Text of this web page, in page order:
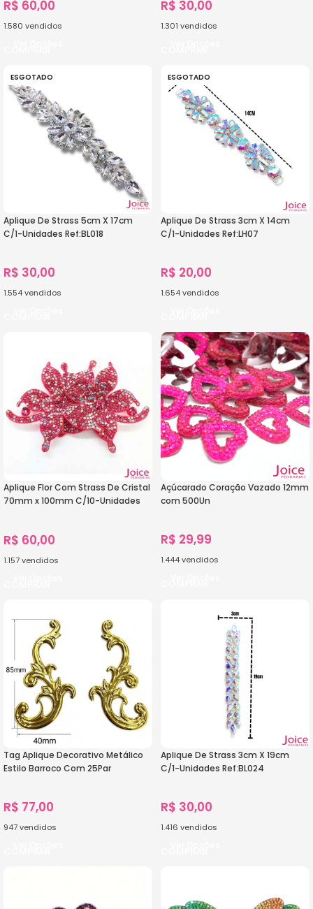
R$ 60,00
1.580 vendidos
R$ 30,00
1.301 vendidos
ESGOTADO
Aplique De Strass 5cm X 17cm
C/1-Unidades Ref:BL018
R$ 30,00
1.554vendidos
ESGOTADO
Aplique De Strass 3cm X 14cm
C/1-Unidades Ref:LH07
R$ 20,00
1.654vendidos
Aplique Flor Com Strass De Cristal
70mm x 100mm C/10-Unidades
R$ 60,00
1.157vendidos
Açúcarado Coração Vazado 12mm
com 500Un
R$ 29,99
1.444vendidos
Tag Aplique Decorativo Metálico
Estilo Barroco Com 25Par
R$ 77,00
947vendidos
Aplique De Strass 3cm X 19cm
C/1-Unidades Ref:BL024
R$ 30,00
1.416 vendidos